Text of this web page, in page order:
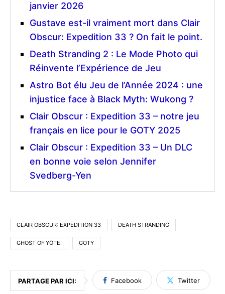
janvier 2026
Gustave est-il vraiment mort dans Clair
Obscur: Expedition 33 ? On fait le point.
Death Stranding 2 : Le Mode Photo qui
Réinvente l’Expérience de Jeu
Astro Bot élu Jeu de l’Année 2024 : une
injustice face à Black Myth: Wukong ?
Clair Obscur : Expedition 33 – notre jeu
français en lice pour le GOTY 2025
Clair Obscur : Expedition 33 – Un DLC
en bonne voie selon Jennifer
Svedberg-Yen
CLAIR OBSCUR: EXPEDITION 33 DEATH STRANDING
GHOST OF YŌTEI GOTY
PARTAGE PAR ICI: Facebook Twitter